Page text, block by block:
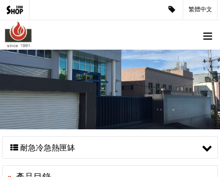
繁體中文
耐急冷急熱匣缽